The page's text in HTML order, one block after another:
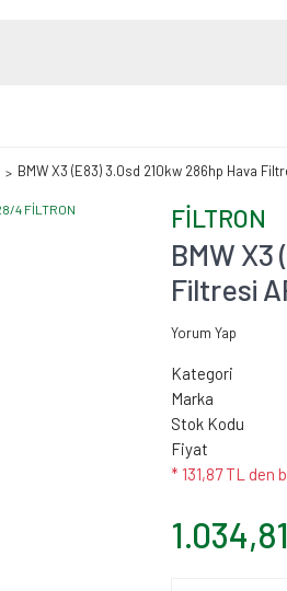
BMW X3 (E83) 3.0sd 210kw 286hp Hava
FİLTRON
BMW
Filtresi
Yorum Yap
Kategori
Marka
Stok Kodu
Fiyat
* 131,87 TL den